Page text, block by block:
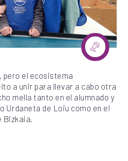
pero el ecosistema
a unir para llevar a cabo otra
mella tanto en el alumnado y
Urdaneta de Loiu como en el
Bizkaia.